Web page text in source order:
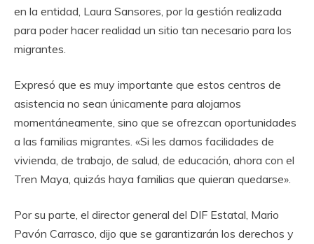
en la entidad, Laura Sansores, por la gestión realizada
para poder hacer realidad un sitio tan necesario para los
migrantes.
Expresó que es muy importante que estos centros de
asistencia no sean únicamente para alojarnos
momentáneamente, sino que se ofrezcan oportunidades
a las familias migrantes. «Si les damos facilidades de
vivienda, de trabajo, de salud, de educación, ahora con el
Tren Maya, quizás haya familias que quieran quedarse».
Por su parte, el director general del DIF Estatal, Mario
Pavón Carrasco, dijo que se garantizarán los derechos y